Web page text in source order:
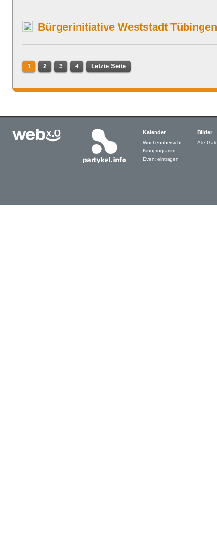
Bürgerinitiative Weststadt Tübingen
1 2 3 4 Letzte Seite
Kalender
Wochenübersicht
Kinoprogramm
Event eintragen
Bilder
Alle